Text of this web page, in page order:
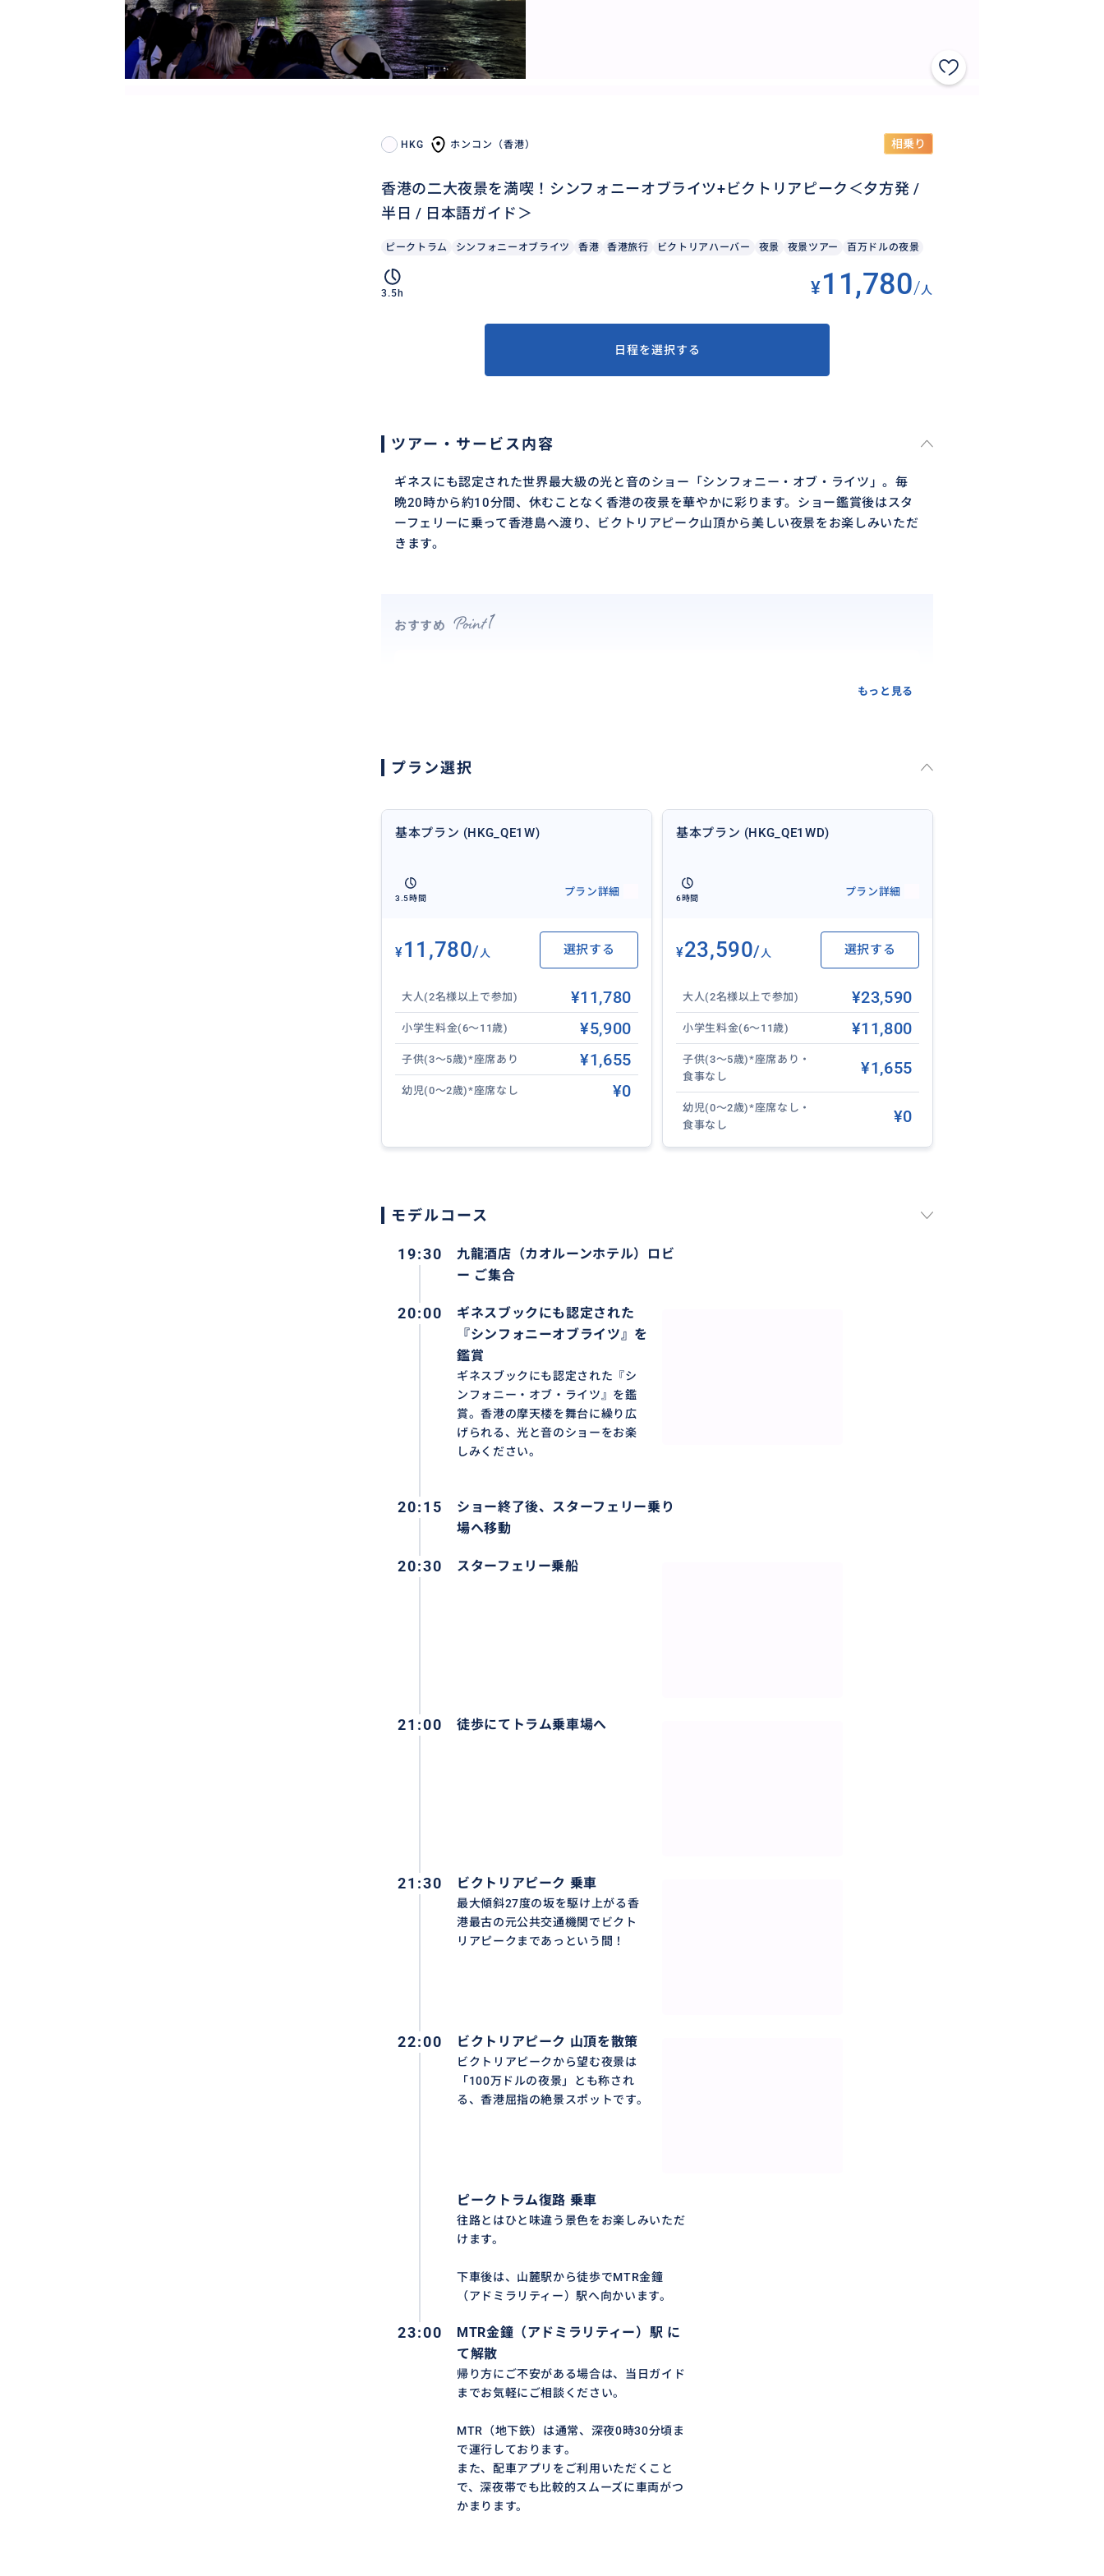
HKG ホンコン（香港） 相乗り
香港の二大夜景を満喫！シンフォニーオブライツ+ビクトリアピーク＜夕方発 /
半日 / 日本語ガイド＞
ピークトラム シンフォニーオブライツ 香港 香港旅行 ビクトリアハーバー 夜景 夜景ツアー 百万ドルの夜景
3.5h ¥11,780/人
日程を選択する
ツアー・サービス内容
ギネスにも認定された世界最大級の光と音のショー「シンフォニー・オブ・ライツ」。毎
晩20時から約10分間、休むことなく香港の夜景を華やかに彩ります。ショー鑑賞後はスタ
ーフェリーに乗って香港島へ渡り、ビクトリアピーク山頂から美しい夜景をお楽しみいただ
きます。
おすすめ
世界が認めた夜景ショーを鑑賞
・ビクトリアピークからの絶景パノラマ
もっと見る
プラン選択
基本プラン (HKG_QE1W)
3.5時間
プラン詳細
¥11,780/人 選択する
大人(2名様以上で参加) ¥11,780
小学生料金(6～11歳) ¥5,900
子供(3～5歳)*座席あり ¥1,655
幼児(0～2歳)*座席なし ¥0
基本プラン (HKG_QE1WD)
6時間
プラン詳細
¥23,590/人 選択する
大人(2名様以上で参加) ¥23,590
小学生料金(6～11歳) ¥11,800
子供(3～5歳)*座席あり・
食事なし
¥1,655
幼児(0～2歳)*座席なし・
食事なし
¥0
モデルコース
19:30
九龍酒店（カオルーンホテル）ロビ
ー ご集合
20:00
ギネスブックにも認定された
『シンフォニーオブライツ』を
鑑賞
ギネスブックにも認定された『シ
ンフォニー・オブ・ライツ』を鑑
賞。香港の摩天楼を舞台に繰り広
げられる、光と音のショーをお楽
しみください。
20:15
ショー終了後、スターフェリー乗り
場へ移動
20:30 スターフェリー乗船
21:00 徒歩にてトラム乗車場へ
21:30 ビクトリアピーク 乗車
最大傾斜27度の坂を駆け上がる香
港最古の元公共交通機関でビクト
リアピークまであっという間！
22:00 ビクトリアピーク 山頂を散策
ビクトリアピークから望む夜景は
「100万ドルの夜景」とも称され
る、香港屈指の絶景スポットです。
ピークトラム復路 乗車
往路とはひと味違う景色をお楽しみいただ
けます。
下車後は、山麓駅から徒歩でMTR金鐘
（アドミラリティー）駅へ向かいます。
23:00
MTR金鐘（アドミラリティー）駅 に
て解散
帰り方にご不安がある場合は、当日ガイド
までお気軽にご相談ください。
MTR（地下鉄）は通常、深夜0時30分頃ま
で運行しております。
また、配車アプリをご利用いただくこと
で、深夜帯でも比較的スムーズに車両がつ
かまります。